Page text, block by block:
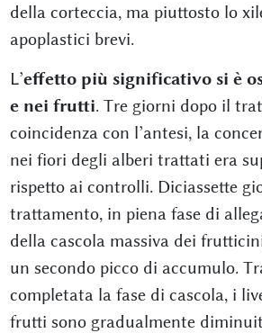
della corteccia, ma piuttosto lo
apoplastici brevi.
L’effetto più significativo si è
e nei frutti. Tre giorni dopo il
coincidenza con l’antesi, la
nei fiori degli alberi trattati era
rispetto ai controlli. Diciassette
trattamento, in piena fase di
della cascola massiva dei
un secondo picco di accumulo.
completata la fase di cascola, i
frutti sono gradualmente